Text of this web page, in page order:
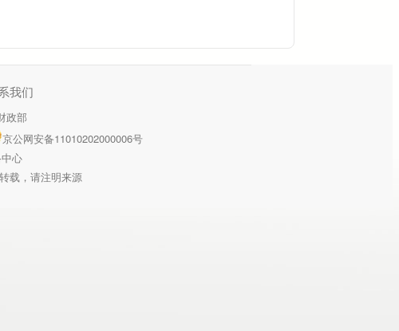
我们
政部
京公网安备11010202000006号
心
载，请注明来源